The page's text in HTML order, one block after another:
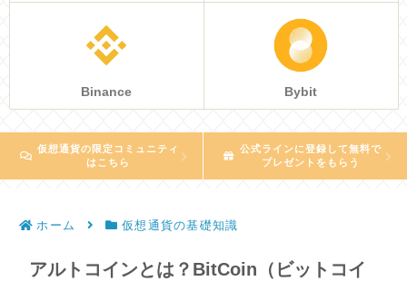
Binance Bybit
仮想通貨の限定コミュニティ
はこちら
公式ラインに登録して無料で
プレゼントをもらう
ホーム 仮想通貨の基礎知識
アルトコインとは？BitCoin（ビットコイ